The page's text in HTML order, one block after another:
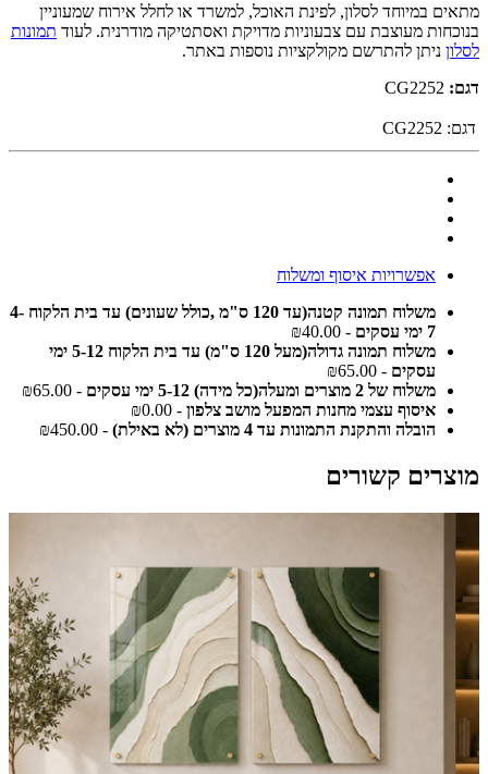
מתאים במיוחד לסלון, לפינת האוכל, למשרד או לחלל אירוח שמעוניין
בנוכחות מעוצבת עם צבעוניות מדויקת ואסתטיקה מודרנית. לעוד תמונות
לסלון ניתן להתרשם מקולקציות נוספות באתר.
דגם:
דגם: CG2252
אפשרויות איסוף ומשלוח
משלוח תמונה קטנה(עד 120 ס"מ ,כולל שעונים) עד בית הלקוח 4-
7 ימי עסקים
- ₪40.00
משלוח תמונה גדולה(מעל 120 ס"מ) עד בית הלקוח 5-12 ימי
עסקים - ₪65.00
משלוח של 2 מוצרים ומעלה(כל מידה) 5-12 ימי עסקים
- ₪65.00
איסוף עצמי מחנות המפעל מושב צלפון - ₪0.00
הובלה והתקנת התמונות עד 4 מוצרים (לא באילת)
- ₪450.00
מוצרים קשורים